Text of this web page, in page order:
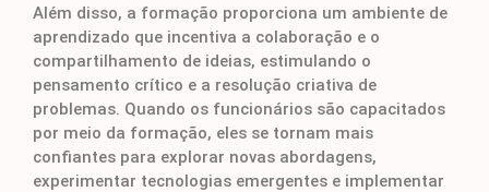
Além disso, a formação proporciona um ambiente de
aprendizado que incentiva a colaboração e o
compartilhamento de ideias, estimulando o
pensamento crítico e a resolução criativa de
problemas. Quando os funcionários são capacitados
por meio da formação, eles se tornam mais
confiantes para explorar novas abordagens,
experimentar tecnologias emergentes e implementar